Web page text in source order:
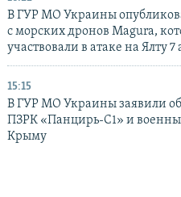
В ГУР МО Украины
с морских дронов Magura,
участвовали в атаке на Ялту 7
15:15
В ГУР МО Украины заявили об
ПЗРК «Панцирь-С1» и
Крыму